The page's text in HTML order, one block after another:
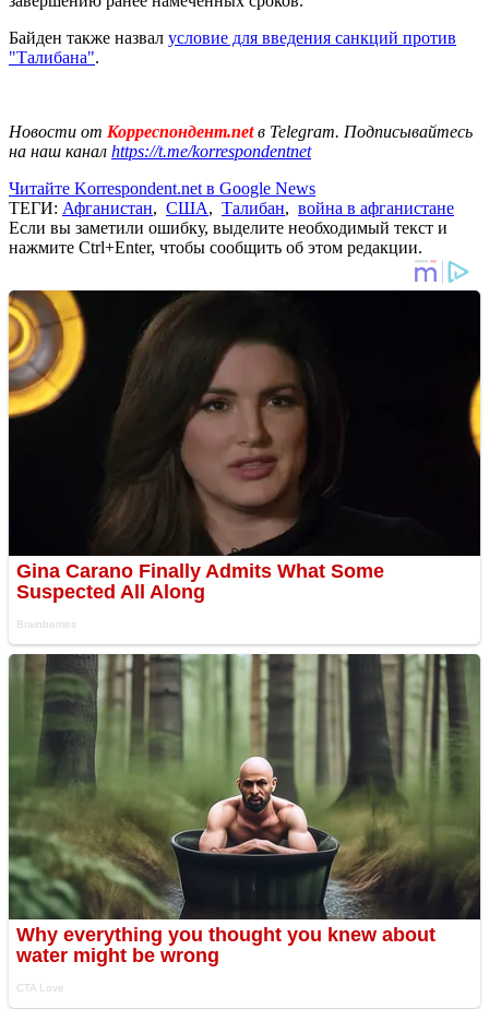
Байден также назвал условие для введения санкций против
"Талибана".
Новости от Корреспондент.netв Telegram. Подписывайтесь
на наш канал https://t.me/korrespondentnet
Читайте Korrespondent.net в Google News
ТЕГИ: Афганистан, США, Талибан, война в афганистане
Если вы заметили ошибку, выделите необходимый текст и
нажмите Ctrl+Enter, чтобы сообщить об этом редакции.